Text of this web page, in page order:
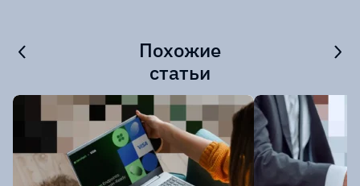
Похожие
статьи